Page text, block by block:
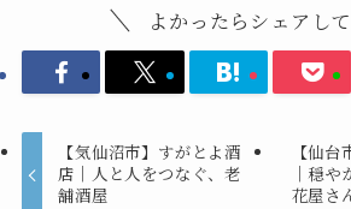
よかったらシェアして
【気仙沼市】すがとよ酒
店｜人と人をつなぐ、老
舗酒屋
【仙
｜穏
花屋さ